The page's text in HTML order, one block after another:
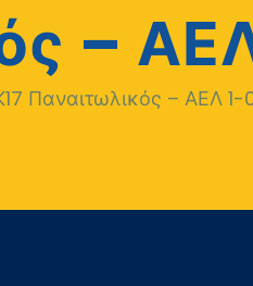
–
Παναιτωλικός – ΑΕΛ 1-